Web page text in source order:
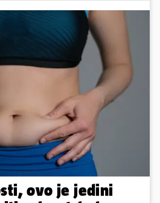
ovo je jedini